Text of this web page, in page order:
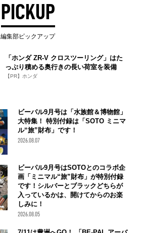
PICKUP
編集部ピックアップ
「ホンダ ZR-V クロスツーリング」はた
っぷり積める奥行きの長い荷室を装備
【PR】ホンダ
ビーパル9月号は「水族館＆博物館」
大特集！ 特別付録は「SOTO ミニマ
ル“旅”財布」です！
2026.08.07
ビーパル9月号はSOTOとのコラボ企
画「ミニマル“旅”財布」が特別付録
です！シルバーとブラックどちらが
入っているかは、開けてからのお楽
しみに！
2026.08.05